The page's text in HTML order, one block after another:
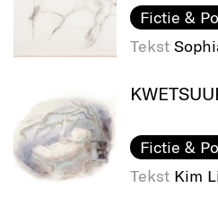
Fictie &
Tekst
Fictie &
Tekst Kim